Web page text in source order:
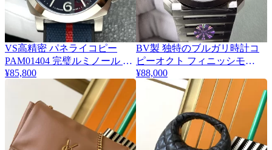
VS高精密 パネライコピー
PAM01404 完璧ルミノール ク
アランタ好評腕時計
¥85,800
BV製 独特のブルガリ時計コ
ピーオクト フィニッシモ
103431質保証
¥88,000